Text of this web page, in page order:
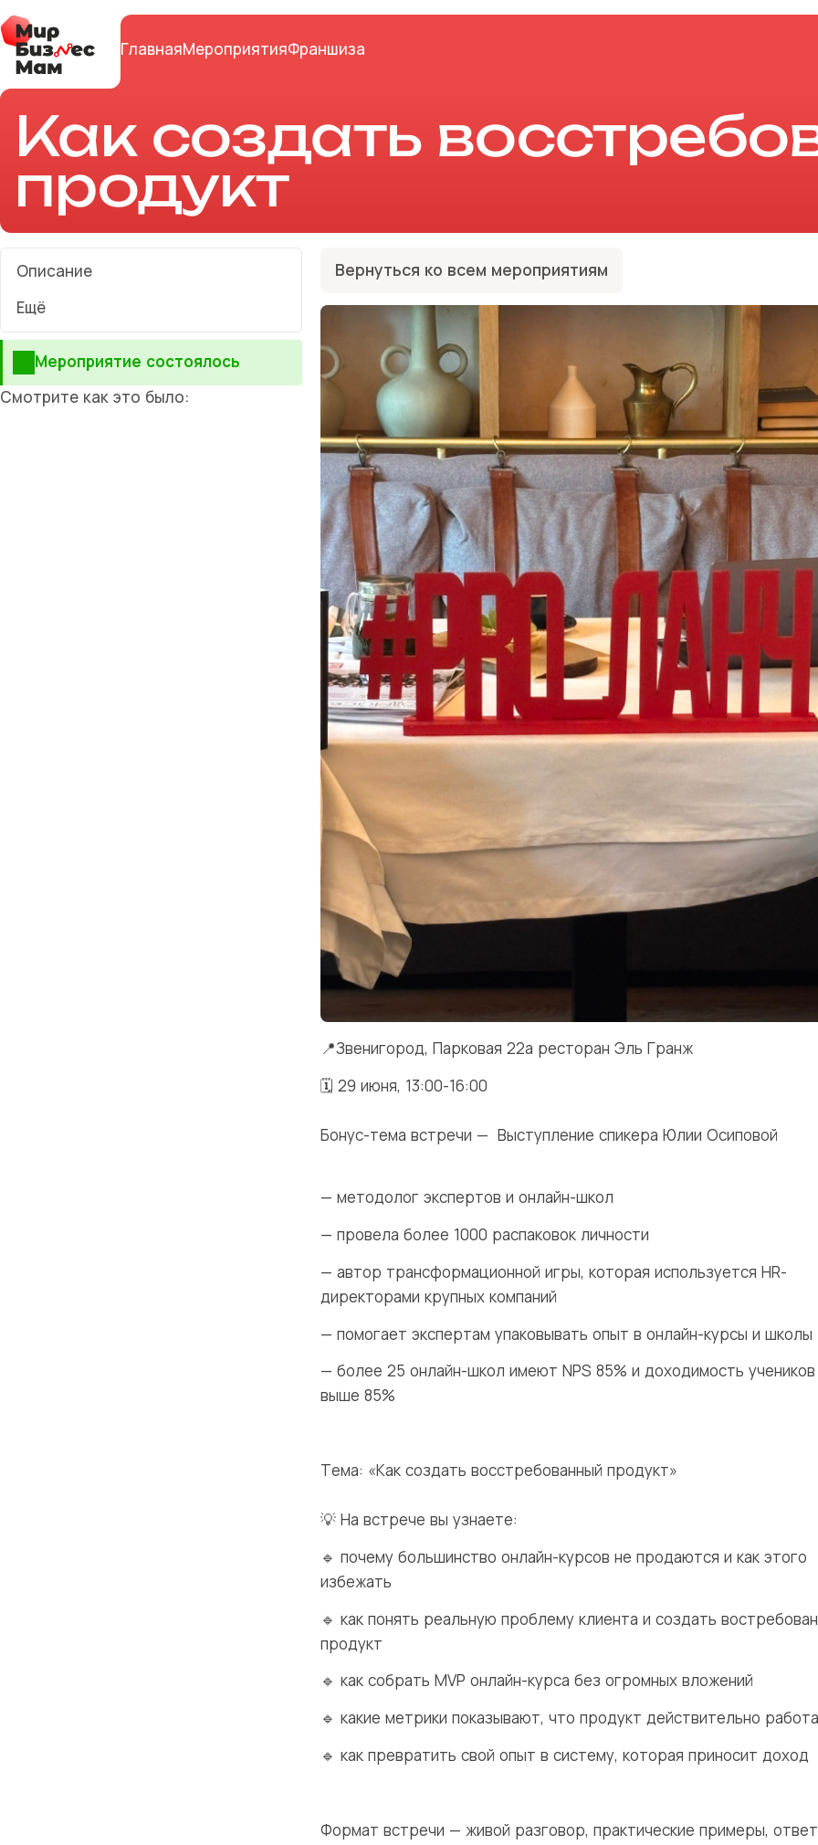
ГлавнаяМероприятияФраншиза
Как создать
продукт
Описание
Ещё
Мероприятие состоялось
Смотрите как это было:
Вернуться ко всем мероприятиям
📍Звенигород, Парковая 22а ресторан Эль Гранж
🗓 29 июня, 13:00-16:00
Бонус-тема встречи — Выступление спикера Юлии Осиповой
— методолог экспертов и онлайн-школ
— провела более 1000 распаковок личности
— автор трансформационной игры, которая используется HR-
директорами крупных компаний
— помогает экспертам упаковывать опыт в онлайн-курсы и школы
— более 25 онлайн-школ имеют NPS 85% и доходимость учеников
выше 85%
Тема: «Как создать восстребованный продукт»
💡 На встрече вы узнаете:
🔹 почему большинство онлайн-курсов не продаются и как этого
избежать
🔹 как понять реальную проблему клиента и создать
продукт
🔹 как собрать MVP онлайн-курса без огромных вложений
🔹 какие метрики показывают, что продукт действительно
🔹 как превратить свой опыт в систему, которая приносит доход
Формат встречи — живой разговор, практические примеры,